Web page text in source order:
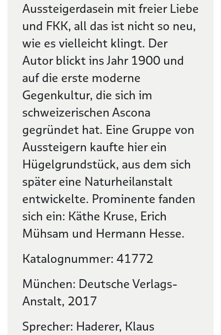
Aussteigerdasein mit freier Liebe
und FKK, all das ist nicht so neu,
wie es vielleicht klingt. Der
Autor blickt ins Jahr 1900 und
auf die erste moderne
Gegenkultur, die sich im
schweizerischen Ascona
gegründet hat. Eine Gruppe von
Aussteigern kaufte hier ein
Hügelgrundstück, aus dem sich
später eine Naturheilanstalt
entwickelte. Prominente fanden
sich ein: Käthe Kruse, Erich
Mühsam und Hermann Hesse.
Katalognummer: 41772
München: Deutsche Verlags-
Anstalt, 2017
Sprecher: Haderer, Klaus